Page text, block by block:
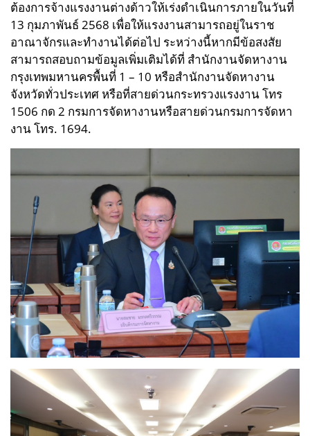
ต้องการจ้างแรงงานต่างด้าวให้เร่งดำเนินการภายในวันที่
13 กุมภาพันธ์ 2568 เพื่อให้แรงงานสามารถอยู่ในราช
อาณาจักรและทำงานได้ต่อไป ระหว่างนี้หากมีข้อสงสัย
สามารถสอบถามข้อมูลเพิ่มเติมได้ที่ สำนักงานจัดหางาน
กรุงเทพมหานครพื้นที่ 1 – 10 หรือสำนักงานจัดหางาน
จังหวัดทั่วประเทศ หรือที่สายด่วนกระทรวงแรงงาน โทร
1506 กด 2 กรมการจัดหางานหรือสายด่วนกรมการจัดหา
งาน โทร. 1694.